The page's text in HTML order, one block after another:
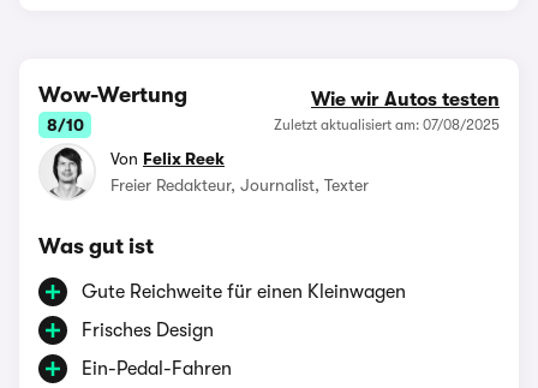
Wow-Wertung
8/10
Wie wir Autos testen
Zuletzt aktualisiert am: 07/08/2025
Von Felix Reek
Freier Redakteur, Journalist, Texter
Was gut ist
Gute Reichweite für einen Kleinwagen
Frisches Design
Ein-Pedal-Fahren